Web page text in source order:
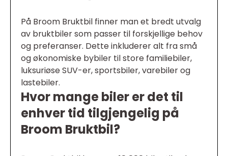
På Broom Bruktbil finner man et bredt utvalg
av bruktbiler som passer til forskjellige behov
og preferanser. Dette inkluderer alt fra små
og økonomiske bybiler til store familiebiler,
luksuriøse SUV-er, sportsbiler, varebiler og
lastebiler.
Hvor mange biler er det til
enhver tid tilgjengelig på
Broom Bruktbil?